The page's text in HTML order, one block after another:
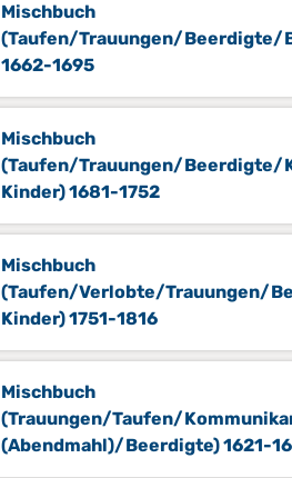
Mischbuch
(Taufen/Trauungen/Beerdigte/
1662-1695
Mischbuch
(Taufen/Trauungen/Beerdigte/
Kinder) 1681-1752
Mischbuch
(Taufen/Verlobte/Trauungen/
Kinder) 1751-1816
Mischbuch
(Trauungen/Taufen/
(Abendmahl)/Beerdigte) 1621-